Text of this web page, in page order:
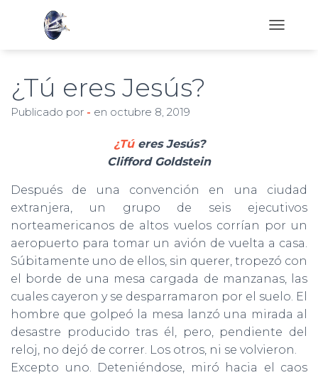
N
A
V
G
A
C
Ó
N
¿Tú eres Jesús?
Publicado por - en octubre 8, 2019
¿Túeres Jesús?
Clifford Goldstein
Después de una convención en una ciudad
extranjera, un grupo de seis ejecutivos
norteamericanos de altos vuelos corrían por un
aeropuerto para tomar un avión de vuelta a casa.
Súbitamente uno de ellos, sin querer, tropezó con
el borde de una mesa cargada de manzanas, las
cuales cayeron y se desparramaron por el suelo. El
hombre que golpeó la mesa lanzó una mirada al
desastre producido tras él, pero, pendiente del
reloj, no dejó de correr. Los otros, ni se volvieron.
Excepto uno. Deteniéndose, miró hacia el caos